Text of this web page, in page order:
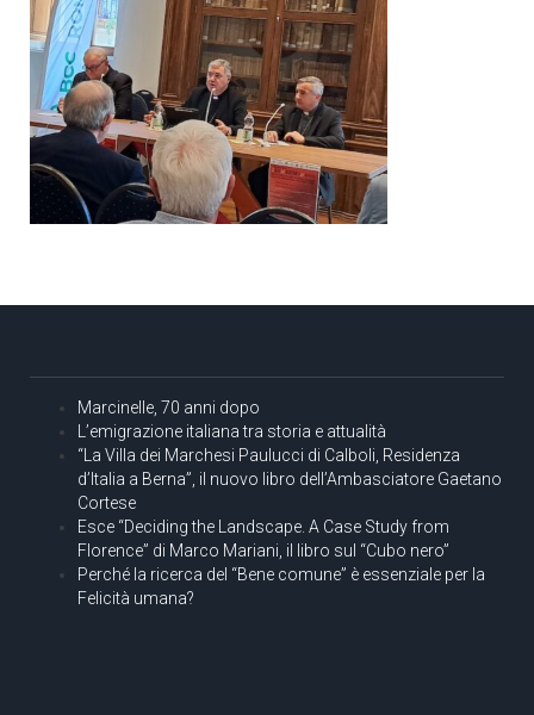
Marcinelle, 70 anni dopo
L’emigrazione italiana tra storia e attualità
“La Villa dei Marchesi Paulucci di Calboli, Residenza
d’Italia a Berna”, il nuovo libro dell’Ambasciatore Gaetano
Cortese
Esce “Deciding the Landscape. A Case Study from
Florence” di Marco Mariani, il libro sul “Cubo nero”
Perché la ricerca del “Bene comune” è essenziale per la
Felicità umana?